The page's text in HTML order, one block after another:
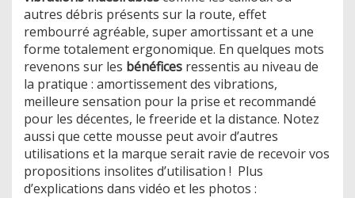
autres débris présents sur la route, effet
rembourré agréable, super amortissant et a une
forme totalement ergonomique. En quelques mots
revenons sur les bénéfices ressentis au niveau de
la pratique : amortissement des vibrations,
meilleure sensation pour la prise et recommandé
pour les décentes, le freeride et la distance. Notez
aussi que cette mousse peut avoir d’autres
utilisations et la marque serait ravie de recevoir vos
propositions insolites d’utilisation ! Plus
d’explications dans vidéo et les photos :